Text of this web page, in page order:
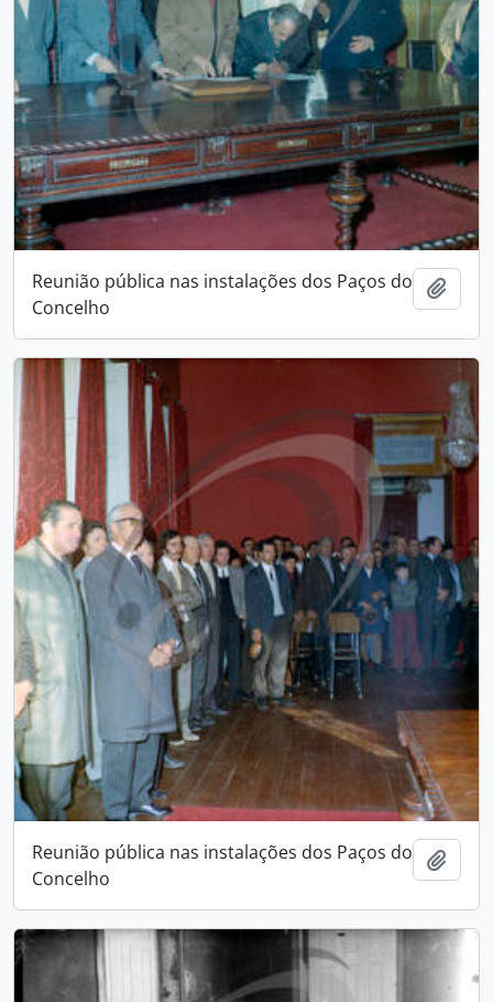
Reunião pública nas instalações dos Paços do
Concelho
Reunião pública nas instalações dos Paços do
Concelho